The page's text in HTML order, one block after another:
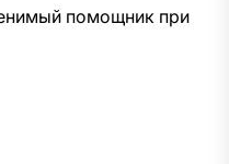
помощник при